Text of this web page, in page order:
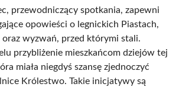
przewodniczący spotkania, zapewni
opowieści o legnickich Piastach,
wyzwań, przed którymi stali.
przybliżenie mieszkańcom dziejów tej
miała niegdyś szansę zjednoczyć
Królestwo. Takie inicjatywy są